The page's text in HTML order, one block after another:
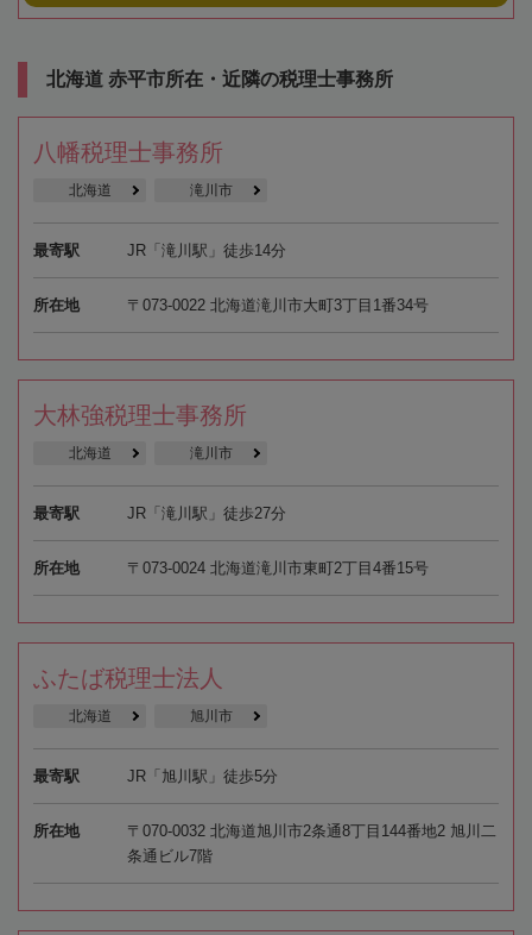
北海道 赤平市所在・近隣の税理士事務所
八幡税理士事務所
北海道 滝川市
最寄駅 JR「滝川駅」徒歩14分
所在地 〒073-0022 北海道滝川市大町3丁目1番34号
大林強税理士事務所
北海道 滝川市
最寄駅 JR「滝川駅」徒歩27分
所在地 〒073-0024 北海道滝川市東町2丁目4番15号
ふたば税理士法人
北海道 旭川市
最寄駅 JR「旭川駅」徒歩5分
所在地
〒070-0032 北海道旭川市2条通8丁目144番地2 旭川二
条通ビル7階